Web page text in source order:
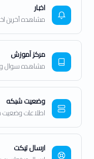
اخبار
مشاهده آخرین
مرکز آموزش
مشاهده سوال
وضعیت شبکه
اطلاعات وضعیت
ارسال تیکت